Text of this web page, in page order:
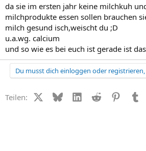
da sie im ersten jahr keine milchkuh
milchprodukte essen sollen brauchen
milch gesund isch,weischt du ;D
u.a.wg. calcium
und so wie es bei euch ist gerade ist
Du musst dich einloggen oder
Teilen: X (Twitter)
BlueskyLinkedIn
Reddit